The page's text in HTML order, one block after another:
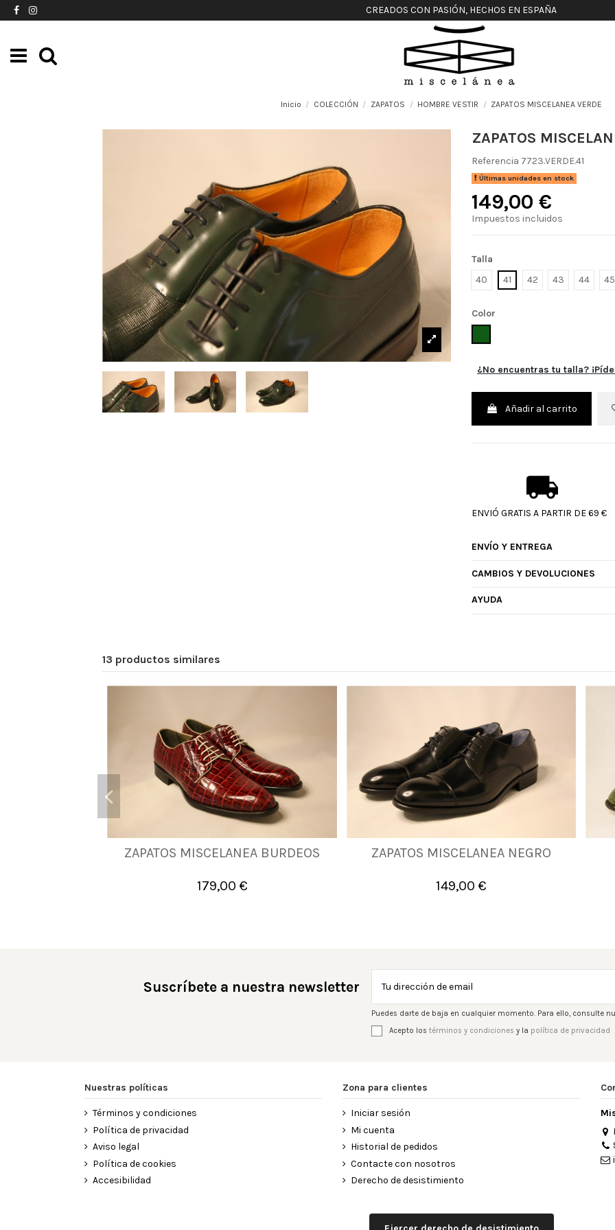
CREADOS CON PASIÓN, HECHOS EN ESPAÑA
Inicio COLECCIÓN ZAPATOS HOMBRE VESTIR ZAPATOS MISCELANEA VERDE
ZAPATOS
Referencia 7723.VERDE.41
Últimas unidades en stock
149,00 €
Impuestos incluidos
Talla
40
41 42 43 44 45
Color
¿No encuentras tu talla?
Añadir al carrito
ENVIÓ GRATIS A PARTIR DE 69 €
ENVÍO Y ENTREGA
CAMBIOS Y DEVOLUCIONES
AYUDA
13 productos similares
ZAPATOS MISCELANEA BURDEOS
179,00 €
39 40 41 42 43 44
Añadir al carrito
ZAPATOS MISCELANEA NEGRO
149,00 €
40 41 42 43 44 45 46
Añadir al carrito
Suscríbete a nuestra newsletter
Puedes darte de baja en cualquier momento. Para ello, consulte
Acepto los términos y condiciones y la política de privacidad
Nuestras políticas
Términos y condiciones
Política de privacidad
Aviso legal
Política de cookies
Accesibilidad
Zona para clientes
Iniciar sesión
Mi cuenta
Historial de pedidos
Contacte con nosotros
Derecho de desistimiento